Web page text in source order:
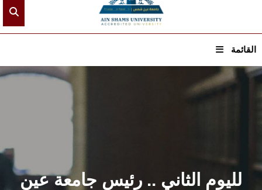
القائمة
القطاعـات
الشئون الأكاديمية
لليوم الثاني .. رئيس جامعة عين